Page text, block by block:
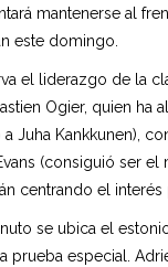
mantenerse al
este domingo.
el liderazgo de la
Ogier, quien ha
Juha Kankkunen),
(consiguió ser
centrando el
se ubica el
prueba especial.